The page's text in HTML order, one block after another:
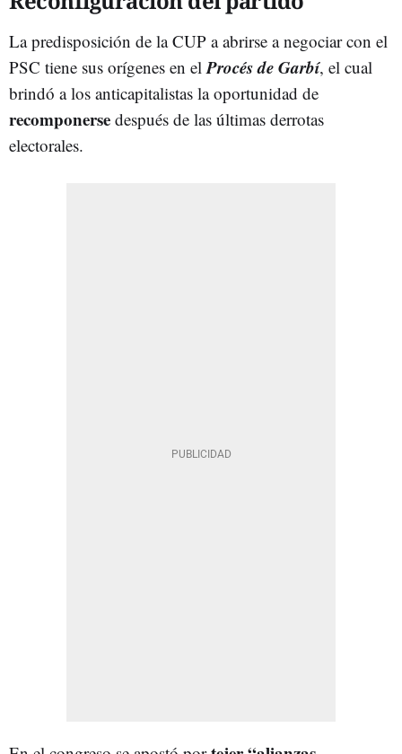
La predisposición de la CUP a abrirse a negociar con el
PSC tiene sus orígenes en el Procés de Garbí, el cual
brindó a los anticapitalistas la oportunidad de
recomponerse después de las últimas derrotas
electorales.